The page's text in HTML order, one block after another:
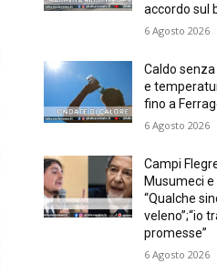
accordo sul
6 Agosto 2026
Caldo
e
fino a
6 Agosto 2026
Campi
Musumeci
“Qualche
veleno”;“io
promesse”
6 Agosto 2026